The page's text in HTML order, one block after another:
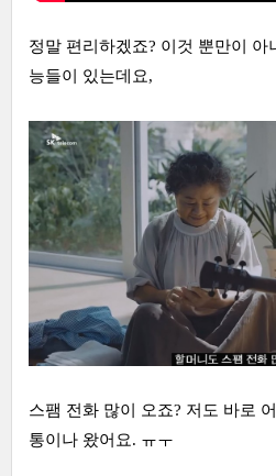
정말 편리하겠죠? 이것 뿐만이 아
능들이 있는데요,
스팸 전화 많이 오죠? 저도 바로
통이나 왔어요. ㅠㅜ